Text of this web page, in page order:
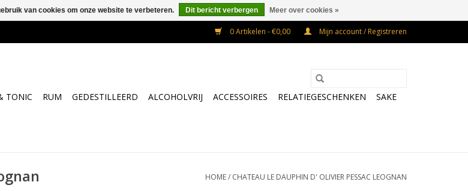
0 Artikelen - €0,00 Mijn account / Registreren
TONIC RUM GEDESTILLEERD ALCOHOLVRIJ ACCESSOIRES RELATIEGESCHENKEN
SAKE
HOME/ CHATEAU LE DAUPHIN D' OLIVIER PESSAC LEOGNAN
van cookies om onze website te verbeteren. Dit bericht verbergen Meer over cookies »